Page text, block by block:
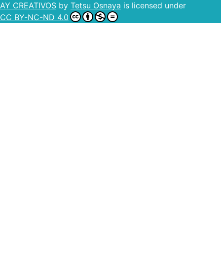
AY CREATIVOS by Tetsu Osnaya is licensed under
CC BY-NC-ND 4.0